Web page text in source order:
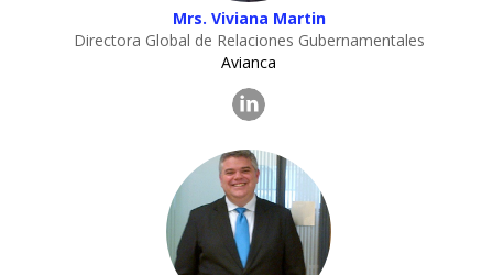
Mrs. Viviana Martin
Directora Global de Relaciones Gubernamentales
Avianca